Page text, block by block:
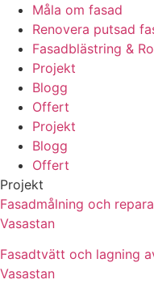
Måla om fasad
Renovera putsad
Fasadblästring &
Projekt
Blogg
Offert
Projekt
Blogg
Offert
Projekt
Fasadmålning och
Vasastan
Fasadtvätt och lagning
Vasastan